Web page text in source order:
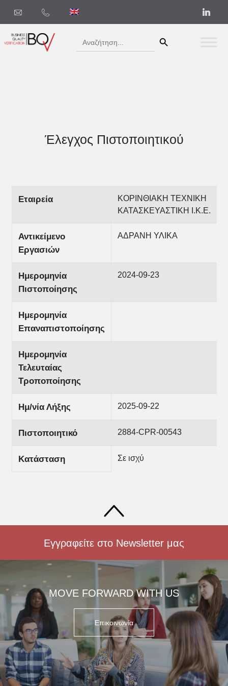
Search
for:
Έλεγχος Πιστοποιητικού
Εταιρεία
ΚΟΡΙΝΘΙΑΚΗ ΤΕΧΝΙΚΗ
ΚΑΤΑΣΚΕΥΑΣΤΙΚΗ Ι.Κ.Ε.
Αντικείμενο
Εργασιών
ΑΔΡΑΝΗ ΥΛΙΚΑ
Ημερομηνία
Πιστοποίησης
2024-09-23
Ημερομηνία
Επαναπιστοποίησης
Ημερομηνία
Τελευταίας
Τροποποίησης
Ημ/νία Λήξης 2025-09-22
Πιστοποιητικό 2884-CPR-00543
Κατάσταση Σε ισχύ
Εγγραφείτε στο Newsletter μας
MOVE FORWARD WITH US
Επικοινωνία